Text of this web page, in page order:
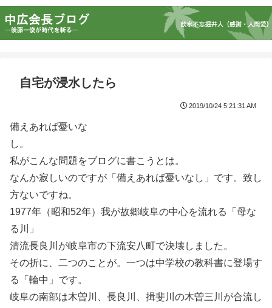
自宅が浸水したら
2019/10/24 5:21:31 AM
備えあれば憂いな
し。
私がこんな問題をブログに書こうとは。
なんか寂しいのですが「備えあれば憂いなし」です。致し
方ないですね。
1977年（昭和52年）我が故郷岐阜の中心を流れる「母な
る川」
清流長良川が岐阜市の下流安八町で決壊しました。
その折に、二つのことが。一つは中学校の教科書に登場す
る「輪中」です。
岐阜の南部は木曽川、長良川、揖斐川の木曽三川が合流し